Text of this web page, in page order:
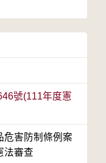
號(111年度憲
危害防制條例案
法審查